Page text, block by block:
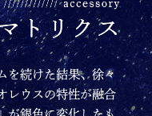
を続けた結果、徐々
レウスの特性が融合